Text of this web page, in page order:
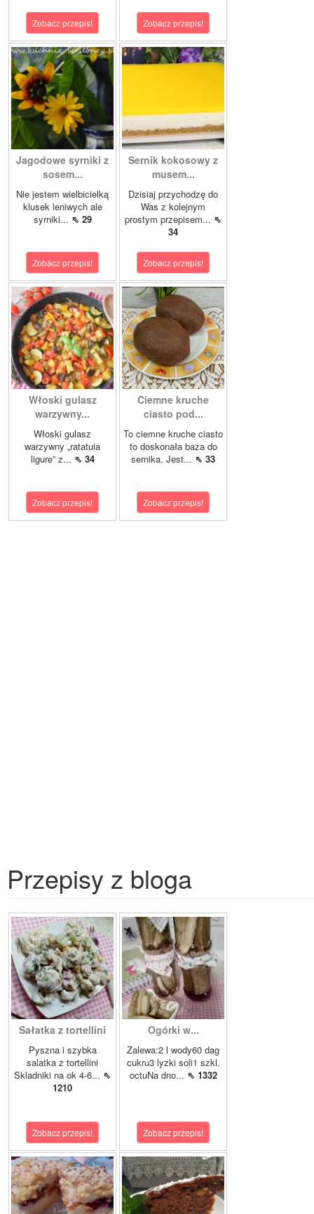
Zobacz przepis! Zobacz przepis!
Jagodowe syrniki z
sosem...
Nie jestem wielbicielką
klusek leniwych ale
syrniki... ⇖ 29
Zobacz przepis!
Sernik kokosowy z
musem...
Dzisiaj przychodzę do
Was z kolejnym
prostym przepisem... ⇖
34
Zobacz przepis!
Włoski gulasz
warzywny...
Włoski gulasz
warzywny „ratatuia
ligure” z... ⇖ 34
Zobacz przepis!
Ciemne kruche
ciasto pod...
To ciemne kruche ciasto
to doskonała baza do
sernika. Jest... ⇖ 33
Zobacz przepis!
Przepisy z bloga
Sałatka z tortellini
Pyszna i szybka
salatka z tortellini
Skladniki na ok 4-6... ⇖
1210
Zobacz przepis!
Ogórki w...
Zalewa:2 l wody60 dag
cukru3 lyzki soli1 szkl.
octuNa dno... ⇖ 1332
Zobacz przepis!